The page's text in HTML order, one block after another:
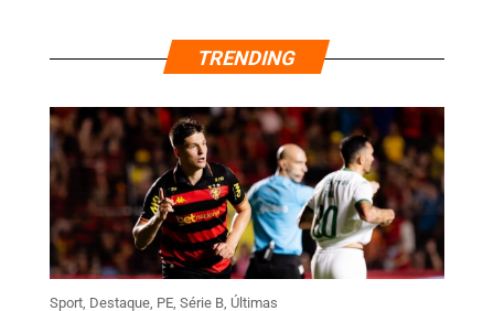
TRENDING
Sport, Destaque, PE, Série B, Últimas